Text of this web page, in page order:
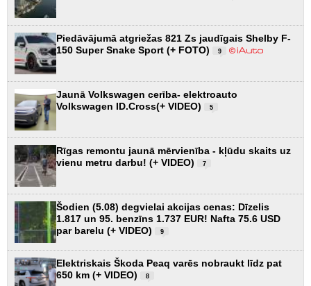
Piedāvājumā atgriežas 821 Zs jaudīgais Shelby F-
150 Super Snake Sport (+ FOTO)
9
Jaunā Volkswagen cerība- elektroauto
Volkswagen ID.Cross(+ VIDEO)
5
Rīgas remontu jaunā mērvienība - kļūdu skaits uz
vienu metru darbu! (+ VIDEO)
7
Šodien (5.08) degvielai akcijas cenas: Dīzelis
1.817 un 95. benzīns 1.737 EUR! Nafta 75.6 USD
par barelu (+ VIDEO)
9
Elektriskais Škoda Peaq varēs nobraukt līdz pat
650 km (+ VIDEO)
8